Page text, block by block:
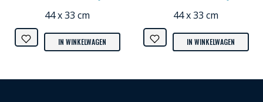
44 x 33 cm
IN WINKELWAGEN
44 x 33 cm
IN WINKELWAGEN